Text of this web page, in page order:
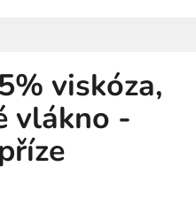
viskóza,
vlákno -